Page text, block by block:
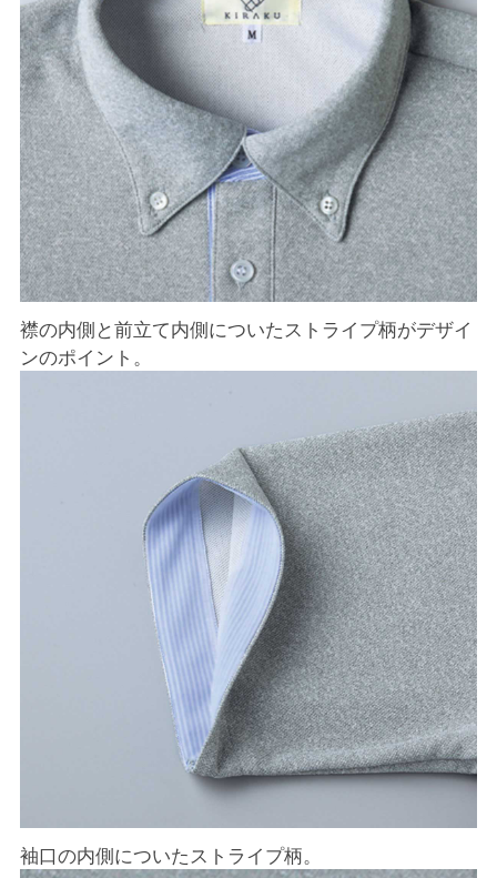
襟の内側と前立て内側についたストライプ柄がデザイ
ンのポイント。
袖口の内側についたストライプ柄。